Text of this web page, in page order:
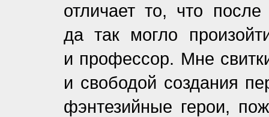
отличает то, что
да так могло
и профессор. Мне
и свободой создания
фэнтезийные герои,